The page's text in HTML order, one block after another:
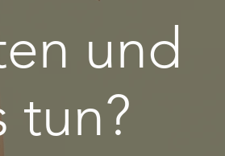
und
tun?